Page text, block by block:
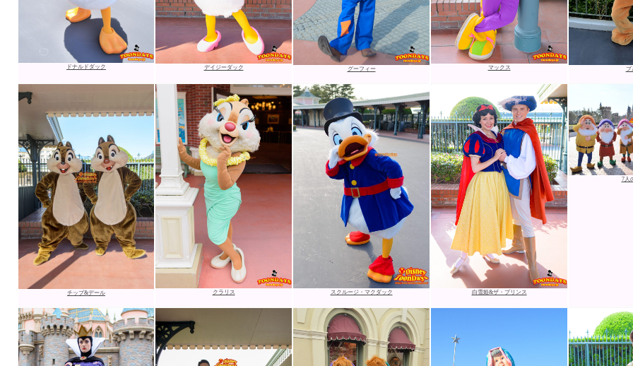
ドナルドダック デイジーダック グーフィー マックス プ
チップ&デール クラリス スクルージ・マクダック 白雪姫&ザ・プリンス
7人